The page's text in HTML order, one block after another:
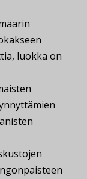
luokka on